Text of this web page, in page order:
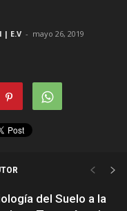
| E.V - mayo 26, 2019
del Suelo a la